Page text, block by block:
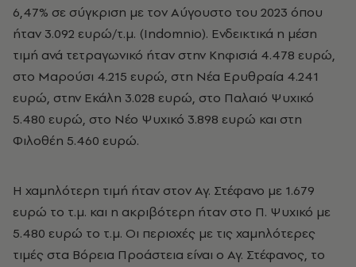
6,47% σε σύγκριση με τον Αύγουστο του 2023 όπου
ήταν 3.092 ευρώ/τ.μ. (Indomnio). Ενδεικτικά η μέση
τιμή ανά τετραγωνικό ήταν στην Κηφισιά 4.478 ευρώ,
στο Μαρούσι 4.215 ευρώ, στη Νέα Ερυθραία 4.241
ευρώ, στην Εκάλη 3.028 ευρώ, στο Παλαιό Ψυχικό
5.480 ευρώ, στο Νέο Ψυχικό 3.898 ευρώ και στη
Φιλοθέη 5.460 ευρώ.
Η χαμηλότερη τιμή ήταν στον Αγ. Στέφανο με 1.679
ευρώ το τ.μ. και η ακριβότερη ήταν στο Π. Ψυχικό με
5.480 ευρώ το τ.μ. Οι περιοχές με τις χαμηλότερες
τιμές στα Βόρεια Προάστεια είναι ο Αγ. Στέφανος, το